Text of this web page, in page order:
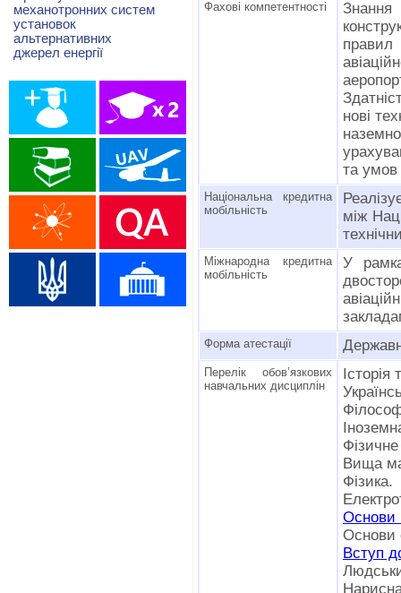
Фахові компетентності
нові
та умов
Національна кредитна
мобільність
між
Міжнародна кредитна
мобільність
У
Форма атестації
Перелік обов’язкових
навчальних дисциплін
Історія
Вища
Фізика.
Основи
Основи
Вступ
механотронних систем
установок
альтернативних
джерел енергії